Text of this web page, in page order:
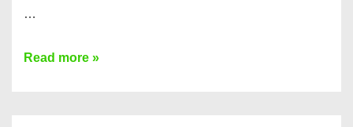
…
Ist
Read more »